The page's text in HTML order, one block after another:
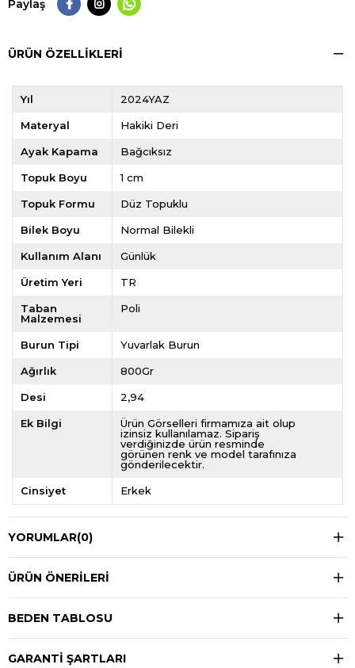
Paylaş
ÜRÜN ÖZELLIKLERI
Yıl 2024YAZ
Materyal Hakiki Deri
Ayak Kapama Bağcıksız
Topuk Boyu 1 cm
Topuk Formu Düz Topuklu
Bilek Boyu Normal Bilekli
Kullanım Alanı Günlük
Üretim Yeri TR
Taban
Malzemesi
Poli
Burun Tipi Yuvarlak Burun
Ağırlık 800Gr
Desi 2,94
Ek Bilgi
Ürün Görselleri firmamıza ait olup
izinsiz kullanılamaz. Sipariş
verdiğinizde ürün resminde
görünen renk ve model tarafınıza
gönderilecektir.
Cinsiyet Erkek
YORUMLAR(0)
ÜRÜN ÖNERILERI
BEDEN TABLOSU
GARANTİ ŞARTLARI